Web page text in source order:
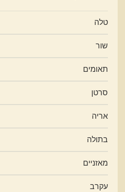
טלה
שור
תאומים
סרטן
אריה
בתולה
מאזניים
עקרב